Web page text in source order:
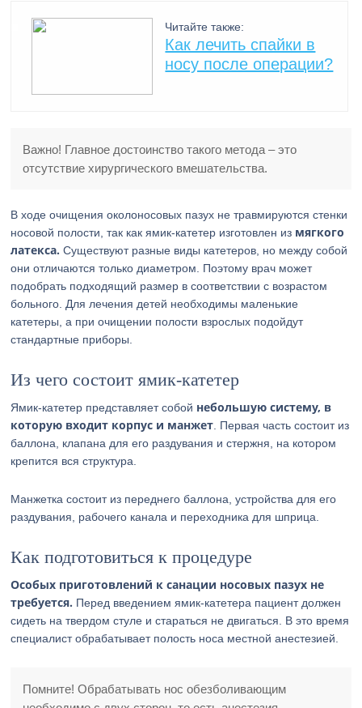
Читайте также:
Как лечить спайки в
носу после операции?
Важно! Главное достоинство такого метода – это
отсутствие хирургического вмешательства.
В ходе очищения околоносовых пазух не травмируются стенки
носовой полости, так как ямик-катетер изготовлен из мягкого
латекса. Существуют разные виды катетеров, но между собой
они отличаются только диаметром. Поэтому врач может
подобрать подходящий размер в соответствии с возрастом
больного. Для лечения детей необходимы маленькие
катетеры, а при очищении полости взрослых подойдут
стандартные приборы.
Из чего состоит ямик-катетер
Ямик-катетер представляет собой небольшую систему, в
которую входит корпус и манжет . Первая часть состоит из
баллона, клапана для его раздувания и стержня, на котором
крепится вся структура.
Манжетка состоит из переднего баллона, устройства для его
раздувания, рабочего канала и переходника для шприца.
Как подготовиться к процедуре
Особых приготовлений к санации носовых пазух не
требуется. Перед введением ямик-катетера пациент должен
сидеть на твердом стуле и стараться не двигаться. В это время
специалист обрабатывает полость носа местной анестезией.
Помните! Обрабатывать нос обезболивающим